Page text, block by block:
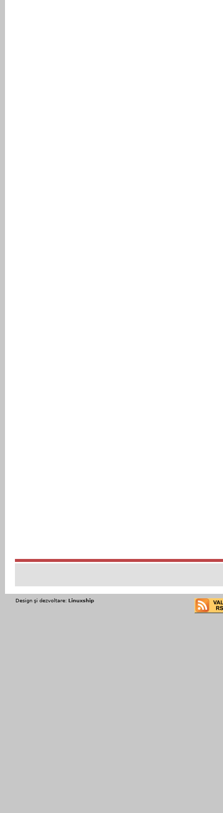
Design şi dezvoltare: Linuxship